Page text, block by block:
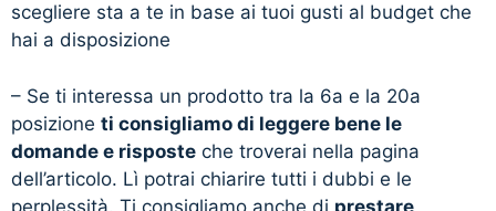
scegliere sta a te in base ai tuoi gusti al budget che
hai a disposizione
– Se ti interessa un prodotto tra la 6a e la 20a
posizione ti consigliamo di leggere bene le
domande e risposte che troverai nella pagina
dell’articolo. Lì potrai chiarire tutti i dubbi e le
perplessità. Ti consigliamo anche di prestare